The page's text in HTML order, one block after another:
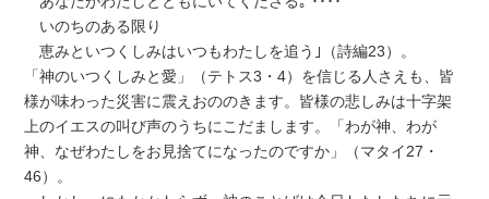
いのちのある限り
恵みといつくしみはいつもわたしを追う｣（詩編23）。
「神のいつくしみと愛」（テトス3・4）を信じる人さえも、皆
様が味わった災害に震えおののきます。皆様の悲しみは十字架
上のイエスの叫び声のうちにこだまします。「わが神、わが
神、なぜわたしをお見捨てになったのですか」（マタイ27・
46）。